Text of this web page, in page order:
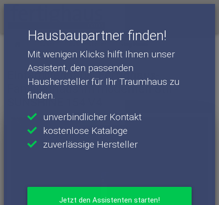
Hausbaupartner finden!
Mit wenigen Klicks hilft Ihnen unser
Assistent, den passenden
Haushersteller für Ihr Traumhaus zu
finden.
unverbindlicher Kontakt
kostenlose Kataloge
zuverlässige Hersteller
Jetzt den Assistenten starten!
Haushersteller
Living Haus - Häuser
SUNSHINE 154 V4
Einfamilienhaus: Fertighaus-
Familienhaus im modernen Stil -
SUNSHINE 154 V4